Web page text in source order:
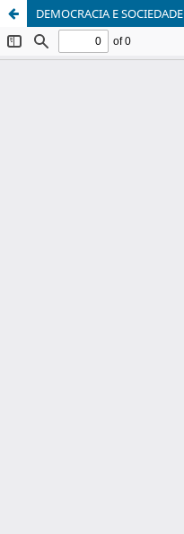
DEMOCRACIA E SOCIEDADE